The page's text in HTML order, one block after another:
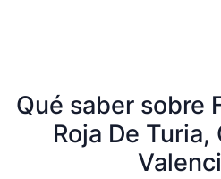
Qué saber sobre
Roja De